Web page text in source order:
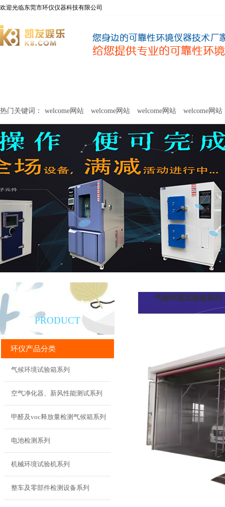
欢迎光临东莞市环仪仪器科技有限公司
关于环仪 联系环仪
热门关键词： welcome网站 welcome网站 welcome网站 welcome网站
网站 welcome网站
产品直通车
PRODUCT
环仪产品分类
气候环境试验箱系列
空气净化器、新风性能测试系列
甲醛及voc释放量检测气候箱系列
电池检测系列
机械环境试验机系列
整车及零部件检测设备系列
气候环境试验箱系列